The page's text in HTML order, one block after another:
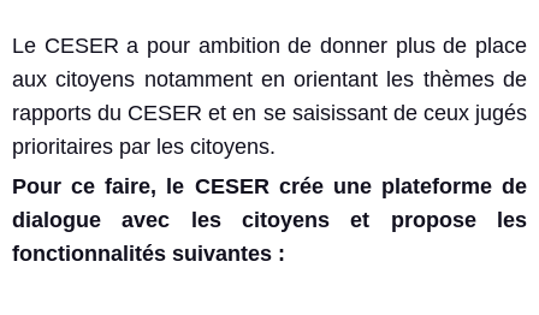
Le CESER a pour ambition de donner plus de place
aux citoyens notamment en orientant les thèmes de
rapports du CESER et en se saisissant de ceux jugés
prioritaires par les citoyens.
Pour ce faire, le CESER crée une plateforme de
dialogue avec les citoyens et propose les
fonctionnalités suivantes :